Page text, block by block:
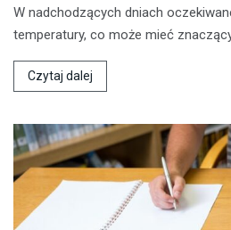
W nadchodzących dniach
temperatury, co może mieć
Czytaj dalej